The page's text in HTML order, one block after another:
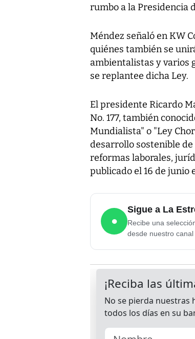
rumbo a la Presidencia
Méndez señaló en KW
quiénes también se
ambientalistas y varios
se replantee dicha Ley.
El presidente Ricardo
No. 177, también
Mundialista" o "Ley
desarrollo sostenible
reformas laborales,
publicado el 16 de junio
●
Sigue a La
Recibe una
desde nuestro canal